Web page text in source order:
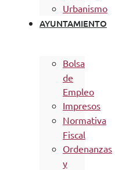
Urbanismo
AYUNTAMIENTO
Bolsa
de
Empleo
Impresos
Normativa
Fiscal
Ordenanzas
y